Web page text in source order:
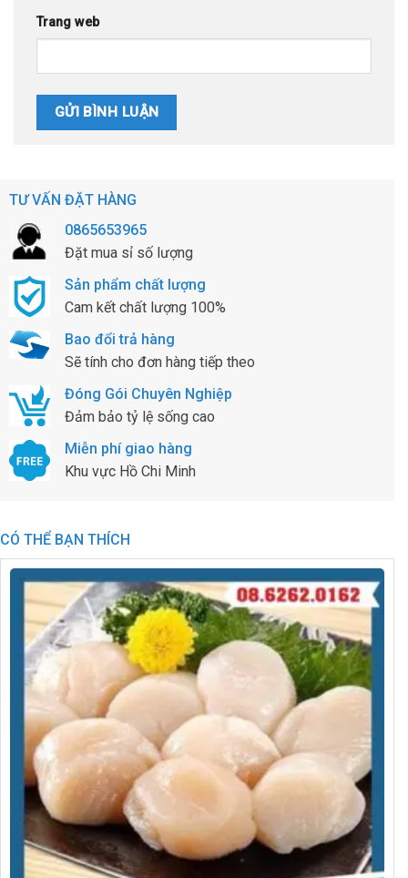
TƯ VẤN ĐẶT HÀNG
0865653965
Đặt mua sỉ số lượng
Sản phẩm chất lượng
Cam kết chất lượng 100%
Bao đổi trả hàng
Sẽ tính cho đơn hàng tiếp theo
Đóng Gói Chuyên Nghiệp
Đảm bảo tỷ lệ sống cao
Miễn phí giao hàng
Khu vực Hồ Chi Minh
CÓ THỂ BẠN THÍCH
Trang web